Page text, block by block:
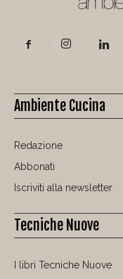
Ambiente Cucina
Redazione
Abbonati
Iscriviti alla newsletter
Tecniche Nuove
I libri Tecniche Nuove